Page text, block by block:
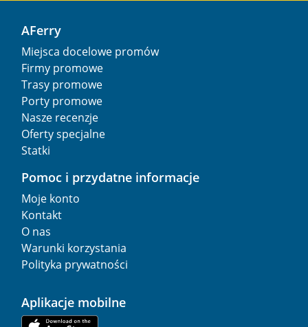
AFerry
Miejsca docelowe promów
Firmy promowe
Trasy promowe
Porty promowe
Nasze recenzje
Oferty specjalne
Statki
Pomoc i przydatne informacje
Moje konto
Kontakt
O nas
Warunki korzystania
Polityka prywatności
Aplikacje mobilne